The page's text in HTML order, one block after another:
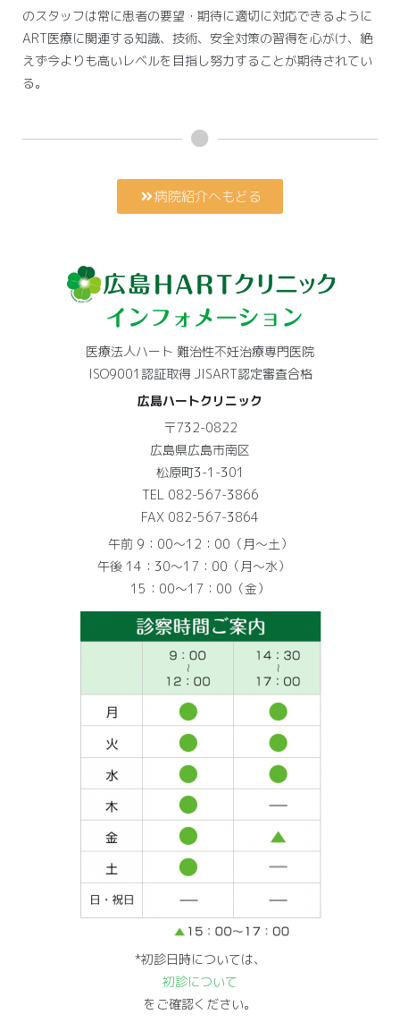
のスタッフは常に患者の要望・期待に適切に対応できるように
ART医療に関連する知識、技術、安全対策の習得を心がけ、絶
えず今よりも高いレベルを目指し努力することが期待されてい
る。
病院紹介へもどる
医療法人ハート 難治性不妊治療専門医院
ISO9001認証取得 JISART認定審査合格
広島ハートクリニック
〒732-0822
広島県広島市南区
松原町3-1-301
TEL 082-567-3866
FAX 082-567-3864
午前 9：00～12：00（月～土）
午後 14：30～17：00（月～水）
15：00～17：00（金）
*初診日時については、
初診について
をご確認ください。